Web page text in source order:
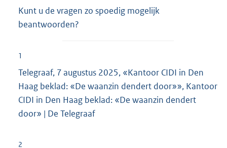
Kunt u de vragen zo spoedig mogelijk
beantwoorden?
1
Telegraaf, 7 augustus 2025, «Kantoor CIDI in Den
Haag beklad: «De waanzin dendert door»», Kantoor
CIDI in Den Haag beklad: «De waanzin dendert
door» | De Telegraaf
2